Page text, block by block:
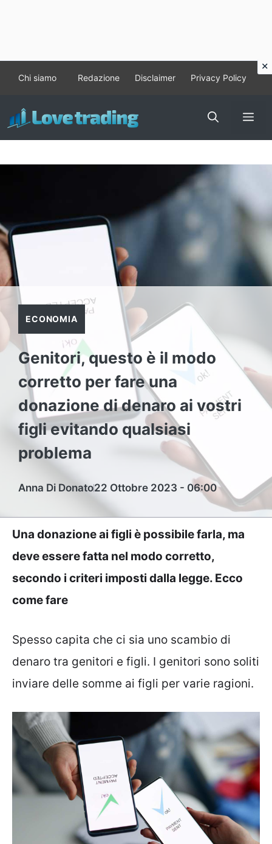
contenuto
Chi siamo Redazione Disclaimer Privacy Policy
ECONOMIA
Genitori, questo è il modo
corretto per fare una
donazione di denaro ai vostri
figli evitando qualsiasi
problema
Anna Di Donato22 Ottobre 2023 - 06:00
Una donazione ai figli è possibile farla, ma
deve essere fatta nel modo corretto,
secondo i criteri imposti dalla legge. Ecco
come fare
Spesso capita che ci sia uno scambio di
denaro tra genitori e figli. I genitori sono soliti
inviare delle somme ai figli per varie ragioni.